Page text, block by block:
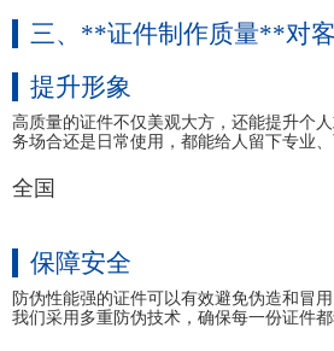
三、**证件制作质量**对
提升形象
高质量的证件不仅美观大方，还能提升个
务场合还是日常使用，都能给人留下专业、
全国
保障安全
防伪性能强的证件可以有效避免伪造和冒
我们采用多重防伪技术，确保每一份证件都